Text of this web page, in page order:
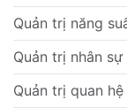
Quản trị năng
Quản trị nhân sự
Quản trị quan